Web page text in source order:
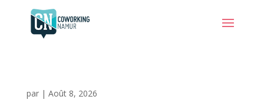
par | Août 8, 2026